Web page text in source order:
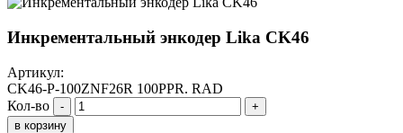
Инкрементальный энкодер Lika CK46
Артикул:
CK46-P-100ZNF26R 100PPR. RAD
Кол-во
-
+
в корзину